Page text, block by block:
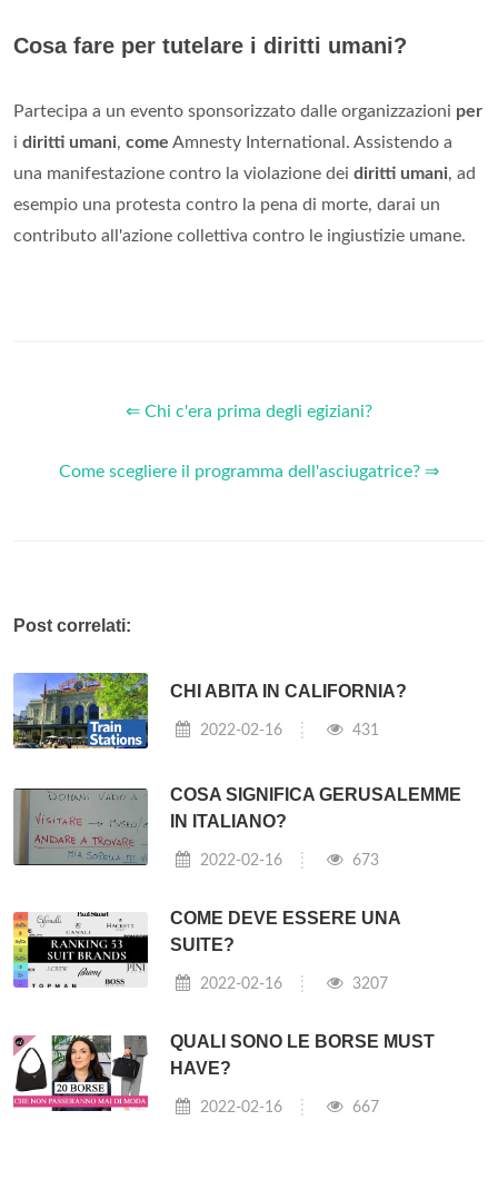
Cosa fare per tutelare i diritti umani?
Partecipa a un evento sponsorizzato dalle organizzazioni per
i diritti umani, come Amnesty International. Assistendo a
una manifestazione contro la violazione dei diritti umani, ad
esempio una protesta contro la pena di morte, darai un
contributo all'azione collettiva contro le ingiustizie umane.
⇐ Chi c'era prima degli egiziani?
Come scegliere il programma dell'asciugatrice? ⇒
Post correlati:
CHI ABITA IN CALIFORNIA?
2022-02-16 431
COSA SIGNIFICA GERUSALEMME
IN ITALIANO?
2022-02-16 673
COME DEVE ESSERE UNA
SUITE?
2022-02-16 3207
QUALI SONO LE BORSE MUST
HAVE?
2022-02-16 667